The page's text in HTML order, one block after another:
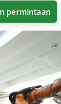
permintaan